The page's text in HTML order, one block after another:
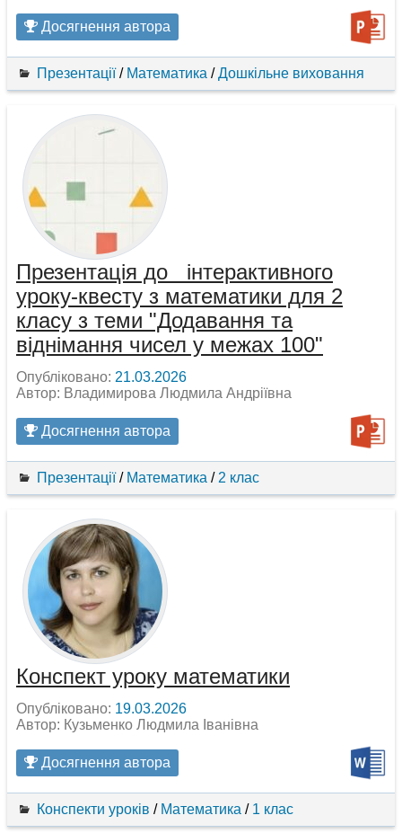
Досягнення автора
Презентації/ Математика / Дошкільне виховання
Презентація до інтерактивного
уроку-квесту з математики для 2
класу з теми "Додавання та
віднімання чисел у межах 100"
Опубліковано: 21.03.2026
Автор: Владимирова Людмила Андріївна
Досягнення автора
Презентації/ Математика / 2 клас
Конспект уроку математики
Опубліковано: 19.03.2026
Автор: Кузьменко Людмила Іванівна
Досягнення автора
Конспекти уроків / Математика / 1 клас